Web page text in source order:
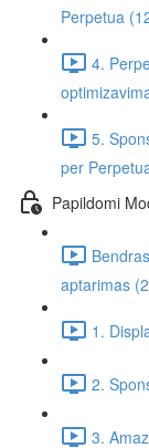
Perpetua
4.
5.
per
Papildomi
aptarimas
1.
2.
3.